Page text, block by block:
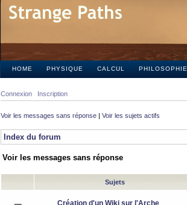
HOME PHYSIQUE CALCUL PHILOSOPHIE
Connexion Inscription
Voir les messages sans réponse | Voir les sujets actifs
Index du forum
Voir les messages sans réponse
Sujets
Création d'un Wiki sur l'Arche